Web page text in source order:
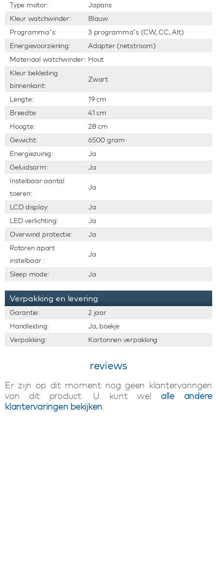
Type motor:
Japans
Kleur watchwinder:
Blauw
Programma’s:
3 programma’s (CW, CC, Alt)
Energievoorziening:
Adapter (netstroom)
Materiaal watchwinder: Hout
Kleur bekleding
binnenkant:
Zwart
Lengte:
19 cm
Breedte:
41 cm
Hoogte:
28 cm
Gewicht:
6500 gram
Energiezuinig:
Ja
Geluidsarm:
Ja
Instelbaar aantal
toeren:
Ja
LCD display:
Ja
LED verlichting:
Ja
Overwind protectie:
Ja
Rotoren apart
instelbaar :
Ja
Sleep mode: Ja
Verpakking en levering
Garantie:
2 jaar
Handleiding:
Ja, boekje
Verpakking:
Kartonnen verpakking
reviews
Er zijn op dit moment nog geen klantervaringen
van dit product. U kunt wel alle andere
klantervaringen bekijken.